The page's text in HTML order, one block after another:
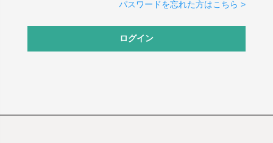
パスワードを忘れた方はこちら >
ログイン